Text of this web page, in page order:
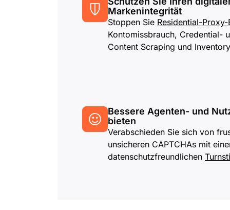
Markenintegrität
Stoppen Sie Residential-Proxy-
Kontomissbrauch, Credential-
Content Scraping und
Bessere Agenten- und
bieten
Verabschieden Sie sich von
unsicheren CAPTCHAs mit
datenschutzfreundlichen